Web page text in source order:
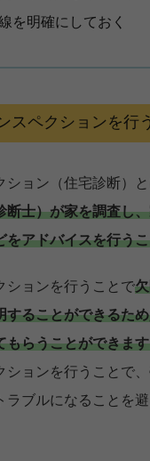
を明確にしておく
スペクションを行う
ション（住宅診断）と
断士）が家を調査し
をアドバイスを行う
ションを行うことで
することができるた
もらうことができま
ションを行うことで
ラブルになることを